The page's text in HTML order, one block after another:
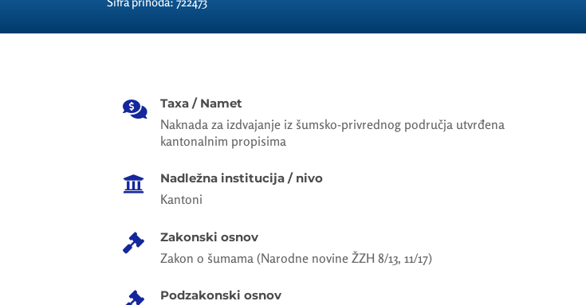
 Taxa / Namet
Naknada za izdvajanje iz šumsko-privrednog područja utvrđena
kantonalnim propisima
 Nadležna institucija / nivo
Kantoni
 Zakonski osnov
Zakon o šumama (Narodne novine ŽZH 8/13, 11/17)
Podzakonski osnov